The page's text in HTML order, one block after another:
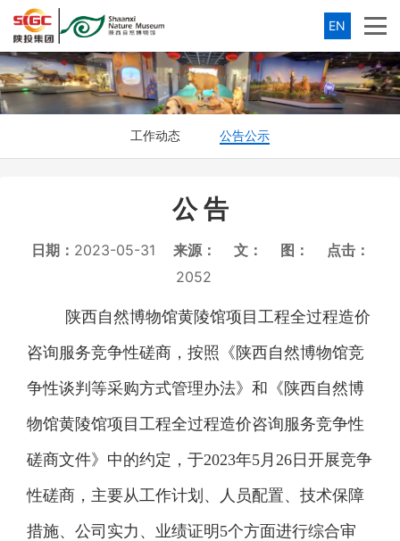
EN
工作动态 公告公示
公 告
日期： 2023-05-31 来源： 文： 图：
点击：
2052
陕西自然博物馆黄陵馆项目工程全过程造价
咨询服务竞争性磋商 ， 按照 《陕西自然博物馆竞
争性谈判等采购方式管理办法》 和《 陕西自然博
物馆黄陵馆项目工程全过程造价咨询服务竞争性
磋商文件》中的约定，于2023年5月26日开展竞争
性磋商，主要从工作计划、人员配置、 技术保障
措施、 公司实力、业绩证明 5个方面进行综合审